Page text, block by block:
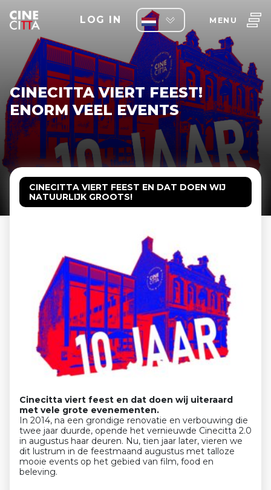
LOG IN MENU
CINECITTA VIERT FEEST!
ENORM VEEL EVENTS
CINECITTA VIERT FEEST EN DAT DOEN WIJ
NATUURLIJK GROOTS!
Cinecitta viert feest en dat doen wij uiteraard
met vele grote evenementen.
In 2014, na een grondige renovatie en verbouwing die
twee jaar duurde, opende het vernieuwde Cinecitta 2.0
in augustus haar deuren. Nu, tien jaar later, vieren we
dit lustrum in de feestmaand augustus met talloze
mooie events op het gebied van film, food en
beleving.